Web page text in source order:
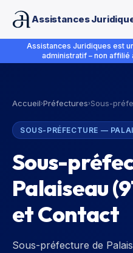
Assistances
Assistances Juridiques est
administratif – non
Accueil›Préfectures›Sous-
SOUS-PRÉFECTURE —
Sous-
Palaiseau(
et Contact
Sous-préfecture de